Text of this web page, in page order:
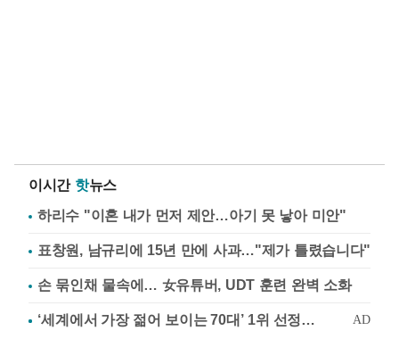
이시간 핫뉴스
하리수 "이혼 내가 먼저 제안…아기 못 낳아 미안"
표창원, 남규리에 15년 만에 사과…"제가 틀렸습니다"
손 묶인채 물속에… 女유튜버, UDT 훈련 완벽 소화